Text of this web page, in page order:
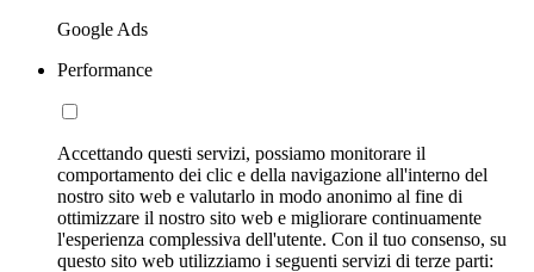
Google Ads
Performance
Accettando questi servizi, possiamo monitorare il
comportamento dei clic e della navigazione all'interno del
nostro sito web e valutarlo in modo anonimo al fine di
ottimizzare il nostro sito web e migliorare continuamente
l'esperienza complessiva dell'utente. Con il tuo consenso, su
questo sito web utilizziamo i seguenti servizi di terze parti: